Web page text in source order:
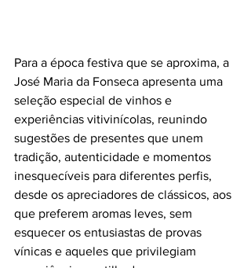
Para a época festiva que se aproxima, a
José Maria da Fonseca apresenta uma
seleção especial de vinhos e
experiências vitivinícolas, reunindo
sugestões de presentes que unem
tradição, autenticidade e momentos
inesquecíveis para diferentes perfis,
desde os apreciadores de clássicos, aos
que preferem aromas leves, sem
esquecer os entusiastas de provas
vínicas e aqueles que privilegiam